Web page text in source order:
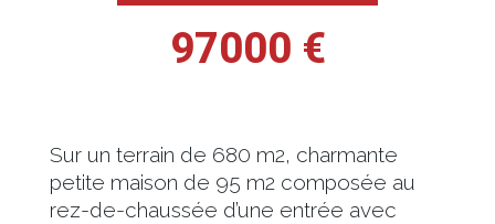
97000 €
Sur un terrain de 680 m2, charmante
petite maison de 95 m2 composée au
rez-de-chaussée d’une entrée avec